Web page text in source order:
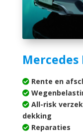
Mercedes
Rente en
All-risk
dekking
Reparaties